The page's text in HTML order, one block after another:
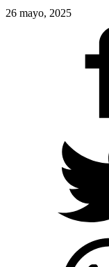
26 mayo, 2025